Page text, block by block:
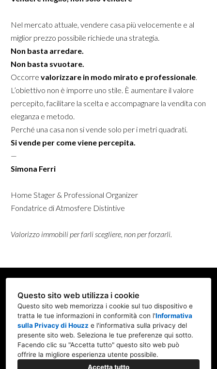
Questo sito web utilizza i cookie
Questo sito web memorizza i cookie sul tuo dispositivo e
tratta le tue informazioni in conformità con l'Informativa
sulla Privacy di Houzz e l'informativa sulla privacy del
presente sito web. Seleziona le tue preferenze qui sotto.
Facendo clic su "Accetta tutto" questo sito web può
offrire la migliore esperienza utente possibile.
Accetta tutto
Nel mercato attuale, vendere casa più velocemente e al
miglior prezzo possibile richiede una strategia.
Non basta arredare.
Non basta svuotare.
Occorrevalorizzare in modo mirato e professionale
L’obiettivo non è imporre uno stile. È aumentare il valore
percepito, facilitare la scelta e accompagnare la vendita con
eleganza e metodo.
Perché una casa non si vende solo per i metri quadrati.
Si vende per come viene percepita.
—
Simona Ferri
Home Stager & Professional Organizer
Fondatrice di Atmosfere Distintive
Valorizzo immobili per farli scegliere, non per forzarli.
Member BNI "La Hora Feliz" Mi
Via Cusani, 10 MILANO
+39 348 262 2666
studio@atmosferedistintive.it